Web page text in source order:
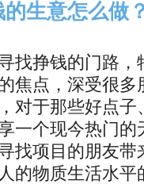
生意怎么做
找挣钱的门路
焦点，深受很
对于那些好点
一个现今热门
找项目的朋友
的物质生活水